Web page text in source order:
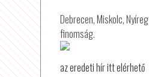
Debrecen, Miskolc,
finomság.
az eredeti hír itt elérhető